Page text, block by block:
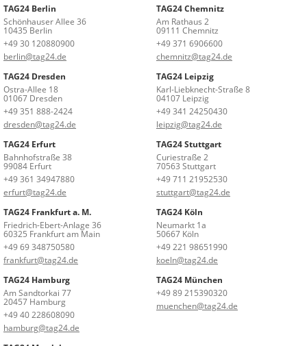
TAG24 Berlin
Schönhauser Allee 36
10435 Berlin
+49 30 120880900
berlin@tag24.de
TAG24 Chemnitz
Am Rathaus 2
09111 Chemnitz
+49 371 6906600
chemnitz@tag24.de
TAG24 Dresden
Ostra-Allee 18
01067 Dresden
+49 351 888-2424
dresden@tag24.de
TAG24 Leipzig
Karl-Liebknecht-Straße 8
04107 Leipzig
+49 341 24250430
leipzig@tag24.de
TAG24 Erfurt
Bahnhofstraße 38
99084 Erfurt
+49 361 34947880
erfurt@tag24.de
TAG24 Stuttgart
Curiestraße 2
70563 Stuttgart
+49 711 21952530
stuttgart@tag24.de
TAG24 Frankfurt a. M.
Friedrich-Ebert-Anlage 36
60325 Frankfurt am Main
+49 69 348750580
frankfurt@tag24.de
TAG24 Köln
Neumarkt 1a
50667 Köln
+49 221 98651990
koeln@tag24.de
TAG24 Hamburg
Am Sandtorkai 77
20457 Hamburg
+49 40 228608090
hamburg@tag24.de
TAG24 München
+49 89 215390320
muenchen@tag24.de